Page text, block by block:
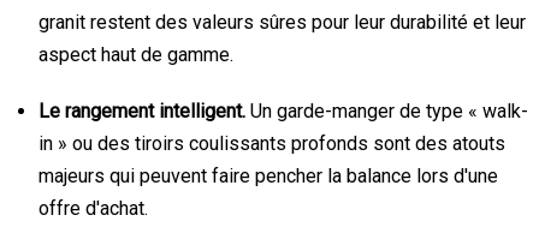
granit restent des valeurs sûres pour leur durabilité et leur
aspect haut de gamme.
Le rangement intelligent. Un garde-manger de type « walk-
in » ou des tiroirs coulissants profonds sont des atouts
majeurs qui peuvent faire pencher la balance lors d'une
offre d'achat.